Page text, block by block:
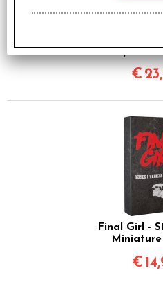
Natalizio:
€ 29,90
€
Final Girl -
Miniature
€